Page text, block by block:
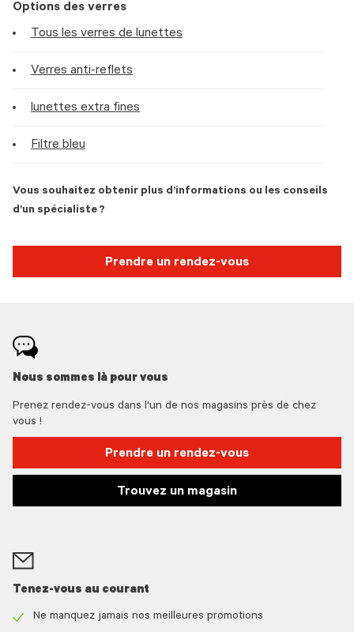
Options des verres
Tous les verres de lunettes
Verres anti-reflets
lunettes extra fines
Filtre bleu
Vous souhaitez obtenir plus d’informations ou les conseils
d’un spécialiste ?
Prendre un rendez-vous
Nous sommes là pour vous
Prenez rendez-vous dans l'un de nos magasins près de chez
vous !
Prendre un rendez-vous
Trouvez un magasin
Tenez-vous au courant
Ne manquez jamais nos meilleures promotions